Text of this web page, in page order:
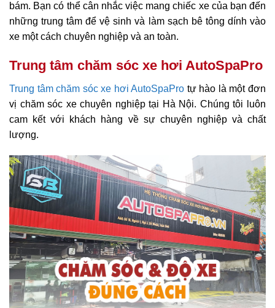
bám. Bạn có thể cân nhắc việc mang chiếc xe của bạn đến
những trung tâm để vệ sinh và làm sạch bê tông dính vào
xe một cách chuyên nghiệp và an toàn.
Trung tâm chăm sóc xe hơi AutoSpaPro
Trung tâm chăm sóc xe hơi AutoSpaPro tự hào là một đơn
vị chăm sóc xe chuyên nghiệp tại Hà Nội. Chúng tôi luôn
cam kết với khách hàng về sự chuyên nghiệp và chất
lượng.